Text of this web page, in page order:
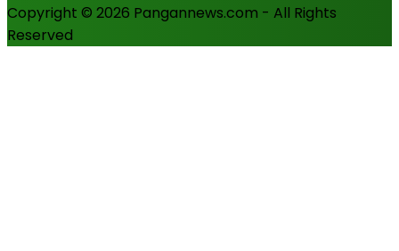
Copyright © 2026 Pangannews.com - All Rights
Reserved